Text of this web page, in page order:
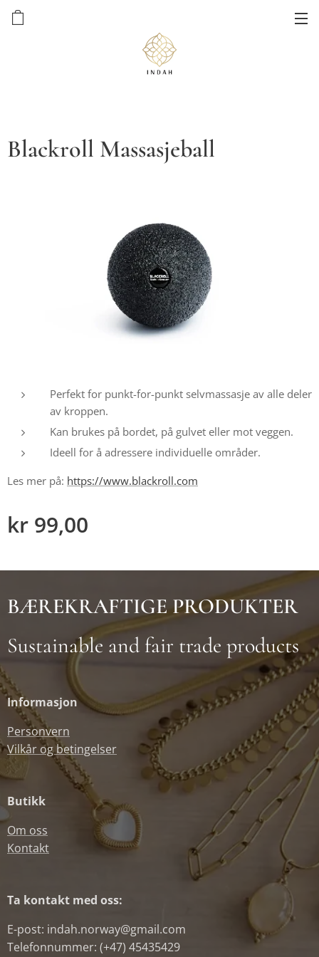
Blackroll Massasjeball
Perfekt for punkt-for-punkt selvmassasje av alle deler
av kroppen.
Kan brukes på bordet, på gulvet eller mot veggen.
Ideell for å adressere individuelle områder.
Les mer på: https://www.blackroll.com
kr 99,00
BÆREKRAFTIGE PRODUKTER
Sustainable and fair trade products
Informasjon
Personvern
Vilkår og betingelser
Butikk
Om oss
Kontakt
Ta kontakt med oss:
E-post: indah.norway@gmail.com
Telefonnummer: (+47) 45435429